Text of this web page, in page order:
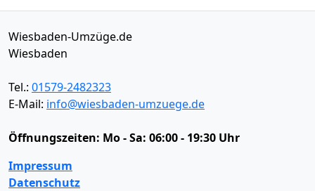
Wiesbaden-Umzüge.de
Wiesbaden
Tel.: 01579-2482323
E-Mail: info@wiesbaden-umzuege.de
Öffnungszeiten: Mo - Sa: 06:00 - 19:30 Uhr
Impressum
Datenschutz